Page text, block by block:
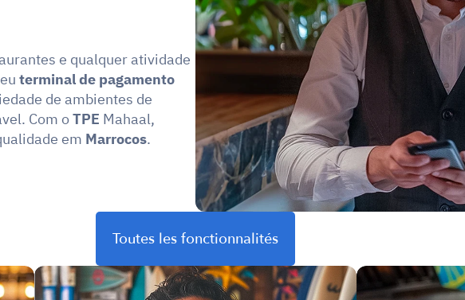
e qualquer atividade
terminal de pagamento
de ambientes de
Com o TPE Mahaal,
em Marrocos.
Toutes les fonctionnalités